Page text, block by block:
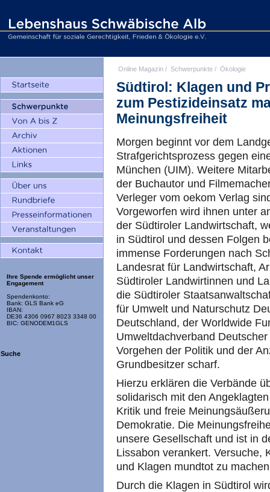
Ihre Spende ermöglicht unser
Engagement
Spendenkonto:
Bank: GLS Bank eG
IBAN:
DE36 4306 0967 8023 3348 00
BIC: GENODEM1GLS
Suche
Online Magazin / Schwerpunkte / Ökologie
Südtirol: Klagen und
zum Pestizideinsatz
Meinungsfreiheit
Morgen beginnt vor dem
Strafgerichtsprozess gegen
München (UIM). Weitere
der Buchautor und
Verleger vom oekom Verlag
Vorgeworfen wird ihnen unter
der Südtiroler Landwirtschaft,
in Südtirol und dessen Folgen
immense Forderungen nach
Landesrat für Landwirtschaft,
Südtiroler Landwirtinnen und
die Südtiroler
für Umwelt und Naturschutz
Deutschland, der Worldwide
Umweltdachverband
Vorgehen der Politik und der
Grundbesitzer scharf.
Hierzu erklären die Verbände
solidarisch mit den
Kritik und freie
Demokratie. Die
unsere Gesellschaft und ist in
Lissabon verankert. Versuche,
und Klagen mundtot zu
Durch die Klagen in Südtirol